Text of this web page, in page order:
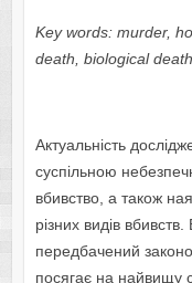
Key words: murder,
death, biological
Актуальність
суспільною
вбивство, а також
різних видів
передбачений
посягає на найвищу